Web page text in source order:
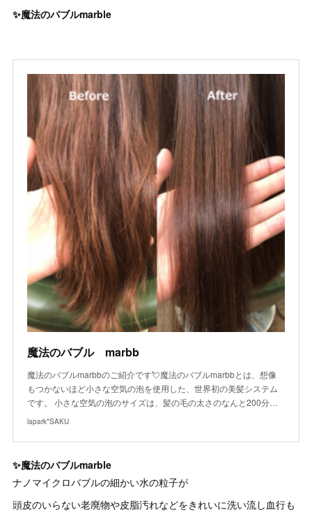
✨魔法のバブルmarble
魔法のバブル marbb
魔法のバブルmarbbのご紹介です💘魔法のバブルmarbbとは、想像
もつかないほど小さな空気の泡を使用した、世界初の美髪システム
です。 小さな空気の泡のサイズは、髪の毛の太さのなんと200分…
lapark*SAKU
✨魔法のバブルmarble
ナノマイクロバブルの細かい水の粒子が
頭皮のいらない老廃物や皮脂汚れなどをきれいに洗い流し血行も